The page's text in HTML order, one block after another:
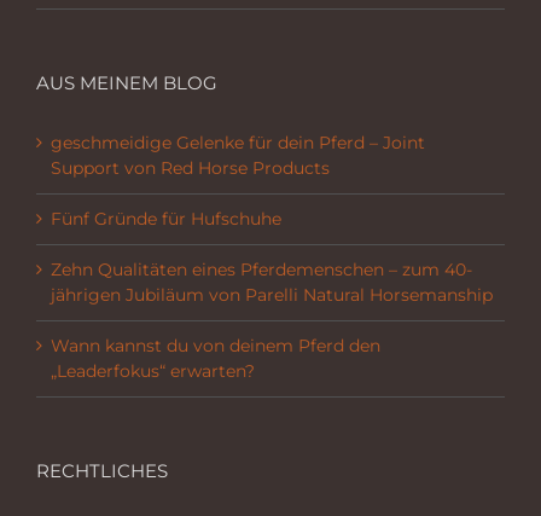
AUS MEINEM BLOG
geschmeidige Gelenke für dein Pferd – Joint
Support von Red Horse Products
Fünf Gründe für Hufschuhe
Zehn Qualitäten eines Pferdemenschen – zum 40-
jährigen Jubiläum von Parelli Natural Horsemanship
Wann kannst du von deinem Pferd den
„Leaderfokus“ erwarten?
RECHTLICHES